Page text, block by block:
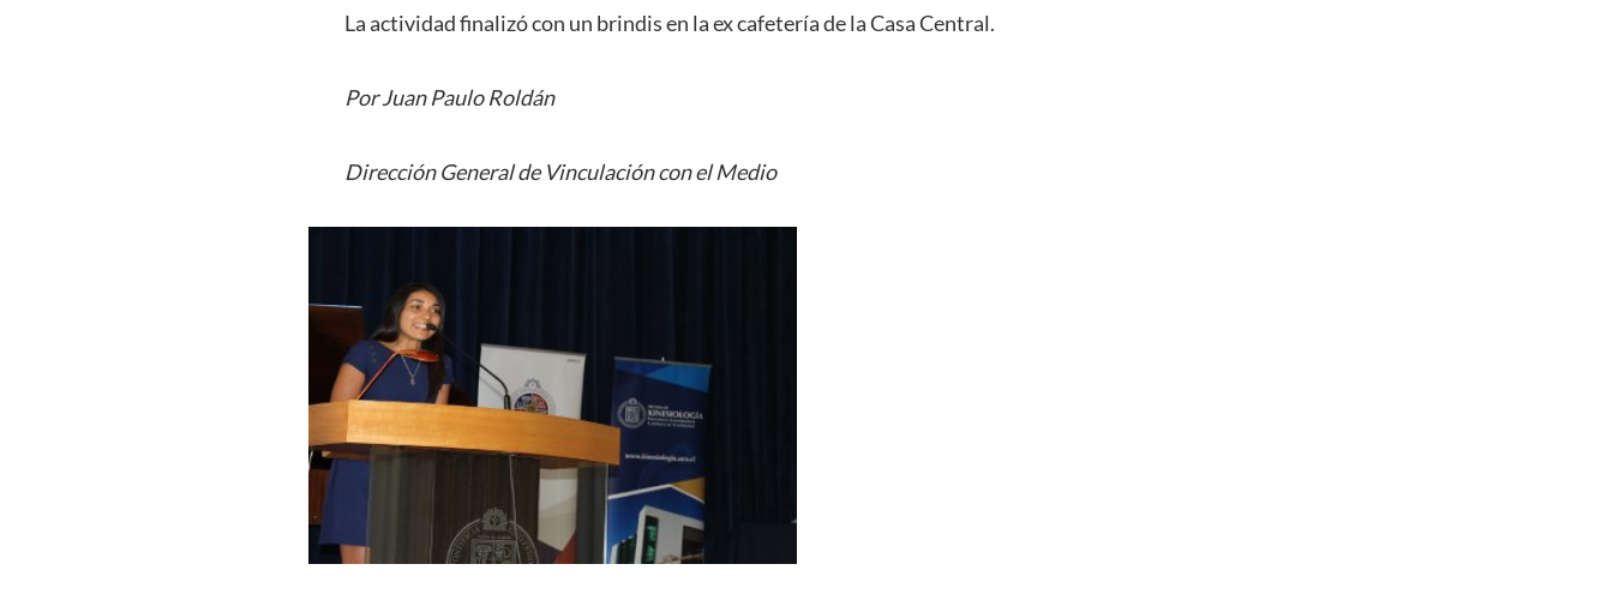
La actividad finalizó con un brindis en la ex cafetería de la Casa Central.
Por Juan Paulo Roldán
Dirección General de Vinculación con el Medio